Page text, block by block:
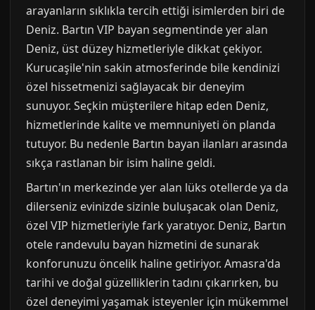
arayanların sıklıkla tercih ettiği isimlerden biri de
Deniz. Bartın VIP bayan segmentinde yer alan
Deniz, üst düzey hizmetleriyle dikkat çekiyor.
Kurucaşile'nin sakin atmosferinde bile kendinizi
özel hissetmenizi sağlayacak bir deneyim
sunuyor. Seçkin müşterilere hitap eden Deniz,
hizmetlerinde kalite ve memnuniyeti ön planda
tutuyor. Bu nedenle Bartın bayan ilanları arasında
sıkça rastlanan bir isim haline geldi.
Bartın'ın merkezinde yer alan lüks otellerde ya da
dilerseniz evinizde sizinle buluşacak olan Deniz,
özel VIP hizmetleriyle fark yaratıyor. Deniz, Bartın
otele randevulu bayan hizmetini de sunarak
konforunuzu öncelik haline getiriyor. Amasra'da
tarihi ve doğal güzelliklerin tadını çıkarırken, bu
özel deneyimi yaşamak isteyenler için mükemmel